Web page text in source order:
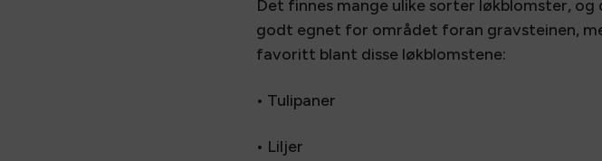
Det finnes mange ulike sorter løkblomster, og
godt egnet for området foran gravsteinen,
favoritt blant disse løkblomstene:
• Tulipaner
• Liljer